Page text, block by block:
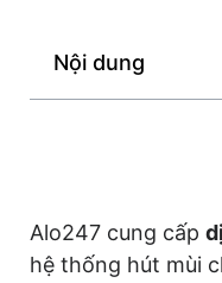
Nội dung
Alo247 cung cấp
hệ thống hút mùi